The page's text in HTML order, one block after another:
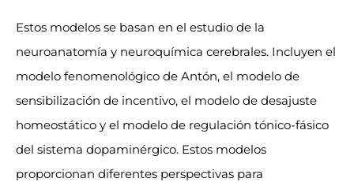
Estos modelos se basan en el estudio de la
neuroanatomía y neuroquímica cerebrales. Incluyen el
modelo fenomenológico de Antón, el modelo de
sensibilización de incentivo, el modelo de desajuste
homeostático y el modelo de regulación tónico-fásico
del sistema dopaminérgico. Estos modelos
proporcionan diferentes perspectivas para